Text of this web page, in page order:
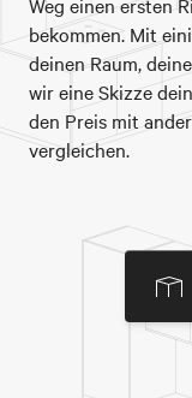
bekommen. Mit
deinen Raum,
wir eine Skizze
den Preis mit
vergleichen.